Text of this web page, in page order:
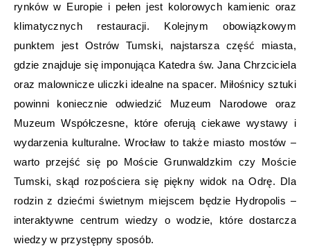
rynków w Europie i pełen jest kolorowych kamienic oraz
klimatycznych restauracji. Kolejnym obowiązkowym
punktem jest Ostrów Tumski, najstarsza część miasta,
gdzie znajduje się imponująca Katedra św. Jana Chrzciciela
oraz malownicze uliczki idealne na spacer. Miłośnicy sztuki
powinni koniecznie odwiedzić Muzeum Narodowe oraz
Muzeum Współczesne, które oferują ciekawe wystawy i
wydarzenia kulturalne. Wrocław to także miasto mostów –
warto przejść się po Moście Grunwaldzkim czy Moście
Tumski, skąd rozpościera się piękny widok na Odrę. Dla
rodzin z dziećmi świetnym miejscem będzie Hydropolis –
interaktywne centrum wiedzy o wodzie, które dostarcza
wiedzy w przystępny sposób.